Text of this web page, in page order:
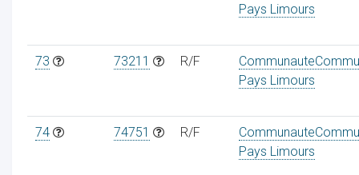
Pays Limours
73 73211 R/F
Pays Limours
74 74751 R/F
Pays Limours